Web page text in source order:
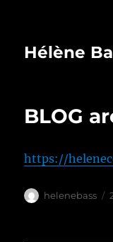
Hélène
BLOG
https://
Auteur
helenebass